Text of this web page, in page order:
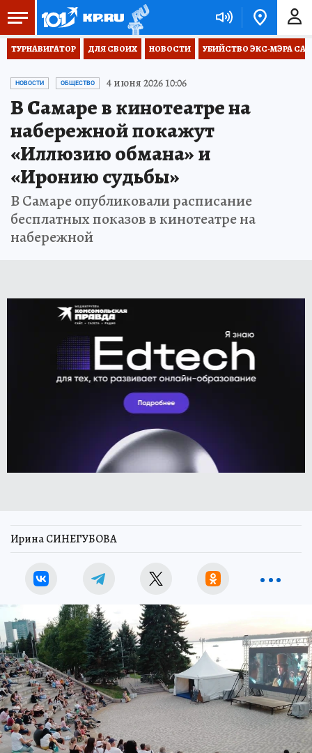
ТУРНАВИГАТОР ДЛЯ СВОИХ НОВОСТИ УБИЙСТВО ЭКС-МЭРА
НОВОСТИ ОБЩЕСТВО 4 июня 2026 10:06
В Самаре в кинотеатре на
набережной покажут
«Иллюзию обмана» и
«Иронию судьбы»
В Самаре опубликовали расписание
бесплатных показов в кинотеатре на
набережной
Ирина СИНЕГУБОВА